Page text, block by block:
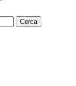
Cerca